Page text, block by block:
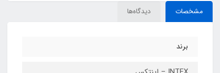
مشخصات دیدگاه‌ها
برند